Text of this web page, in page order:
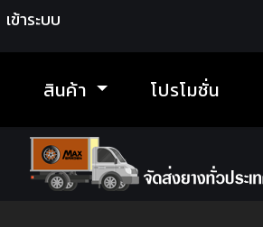
เข้าระบบ
สินค้า โปรโมชั่น